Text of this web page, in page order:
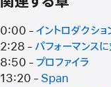
0:00 -イントロダクショ
2:28 - パフォーマンス
8:50 -プロファイラ
13:20 - Span